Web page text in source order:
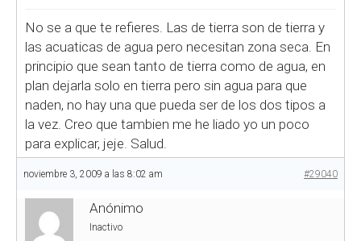
No se a que te refieres. Las de tierra son de tierra y
las acuaticas de agua pero necesitan zona seca. En
principio que sean tanto de tierra como de agua, en
plan dejarla solo en tierra pero sin agua para que
naden, no hay una que pueda ser de los dos tipos a
la vez. Creo que tambien me he liado yo un poco
para explicar, jeje. Salud.
noviembre 3, 2009 a las 8:02 am #29040
Anónimo
Inactivo